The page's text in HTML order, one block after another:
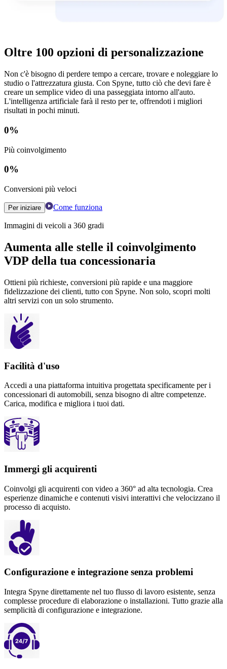
Oltre 100 opzioni di personalizzazione
Non c'è bisogno di perdere tempo a cercare, trovare e noleggiare lo
studio o l'attrezzatura giusta. Con Spyne, tutto ciò che devi fare è
creare un semplice video di una passeggiata intorno all'auto.
L'intelligenza artificiale farà il resto per te, offrendoti i migliori
risultati in pochi minuti.
0%
Più coinvolgimento
0%
Conversioni più veloci
Per iniziare Come funziona
Immagini di veicoli a 360 gradi
Aumenta alle stelle il coinvolgimento
VDP della tua concessionaria
Ottieni più richieste, conversioni più rapide e una maggiore
fidelizzazione dei clienti, tutto con Spyne. Non solo, scopri molti
altri servizi con un solo strumento.
Facilità d'uso
Accedi a una piattaforma intuitiva progettata specificamente per i
concessionari di automobili, senza bisogno di altre competenze.
Carica, modifica e migliora i tuoi dati.
Immergi gli acquirenti
Coinvolgi gli acquirenti con video a 360° ad alta tecnologia. Crea
esperienze dinamiche e contenuti visivi interattivi che velocizzano il
processo di acquisto.
Configurazione e integrazione senza problemi
Integra Spyne direttamente nel tuo flusso di lavoro esistente, senza
complesse procedure di elaborazione o installazioni. Tutto grazie alla
semplicità di configurazione e integrazione.